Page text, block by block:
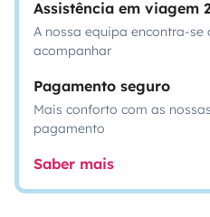
Assistência em viagem
A nossa equipa encontra-se
acompanhar
Pagamento seguro
Mais conforto com as
pagamento
Saber mais